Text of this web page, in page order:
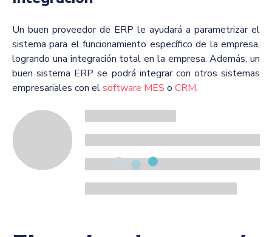
Un buen proveedor de ERP le ayudará a parametrizar el
sistema para el funcionamiento específico de la empresa,
logrando una integración total en la empresa. Además, un
buen sistema ERP se podrá integrar con otros sistemas
empresariales con elsoftware MES o CRM.